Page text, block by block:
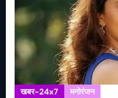
खबर-24x7 मनोरंजन